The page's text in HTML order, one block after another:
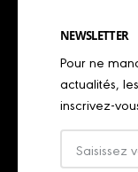
Spécialités italiennes
Chiffonnades
Politique de Cookies
NEWSLETTER
Pour ne
actualités,
inscrivez-